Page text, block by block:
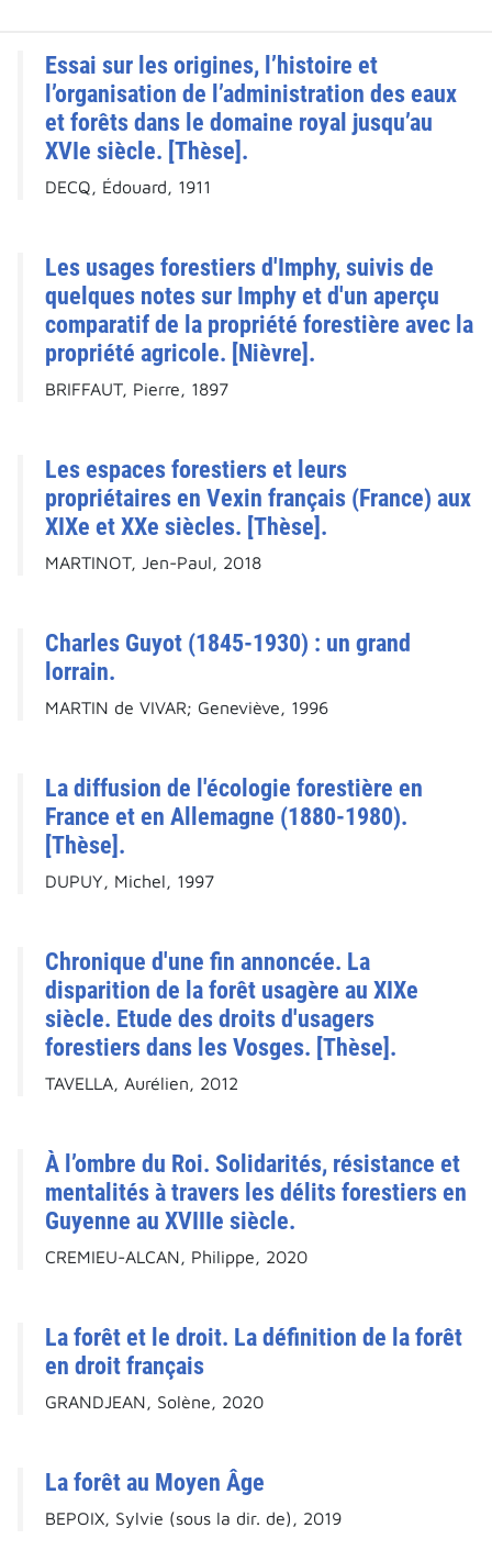
Essai sur les origines, l’histoire et
l’organisation de l’administration des eaux
et forêts dans le domaine royal jusqu’au
XVIe siècle. [Thèse].
DECQ, Édouard, 1911
Les usages forestiers d'Imphy, suivis de
quelques notes sur Imphy et d'un aperçu
comparatif de la propriété forestière avec la
propriété agricole. [Nièvre].
BRIFFAUT, Pierre, 1897
Les espaces forestiers et leurs
propriétaires en Vexin français (France) aux
XIXe et XXe siècles. [Thèse].
MARTINOT, Jen-Paul, 2018
Charles Guyot (1845-1930) : un grand
lorrain.
MARTIN de VIVAR; Geneviève, 1996
La diffusion de l'écologie forestière en
France et en Allemagne (1880-1980).
[Thèse].
DUPUY, Michel, 1997
Chronique d'une fin annoncée. La
disparition de la forêt usagère au XIXe
siècle. Etude des droits d'usagers
forestiers dans les Vosges. [Thèse].
TAVELLA, Aurélien, 2012
À l’ombre du Roi. Solidarités, résistance et
mentalités à travers les délits forestiers en
Guyenne au XVIIIe siècle.
CREMIEU-ALCAN, Philippe, 2020
La forêt et le droit. La définition de la forêt
en droit français
GRANDJEAN, Solène, 2020
La forêt au Moyen Âge
BEPOIX, Sylvie (sous la dir. de), 2019